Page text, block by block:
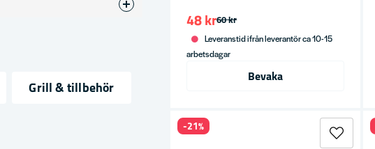
i lång
Grill & tillbehör
60 kr
48 kr
Leveranstid ifrån leverantör ca 10-15
arbetsdagar
Bevaka
-21%